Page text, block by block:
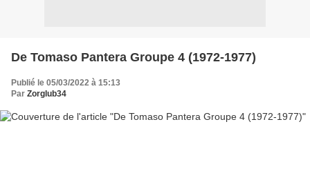
De Tomaso Pantera Groupe 4 (1972-1977)
Publié le 05/03/2022 à 15:13
Par Zorglub34